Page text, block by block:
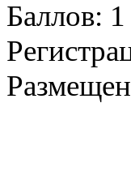
Баллов: 1